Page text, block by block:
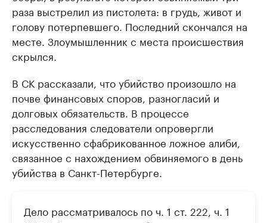
раза выстрелил из пистолета: в грудь, живот и
голову потерпевшего. Последний скончался на
месте. Злоумышленник с места происшествия
скрылся.
В СК рассказали, что убийство произошло на
почве финансовых споров, разногласий и
долговых обязательств. В процессе
расследования следователи опровергли
искусственно сфабрикованное ложное алиби,
связанное с нахождением обвиняемого в день
убийства в Санкт-Петербурге.
Дело рассматривалось по ч. 1 ст. 222, ч. 1